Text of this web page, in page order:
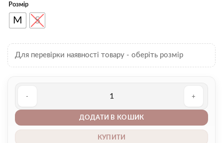
Розмір
M S
Для перевірки наявності товару - оберіть розмір
ДОДАТИ В КОШИК
КУПИТИ